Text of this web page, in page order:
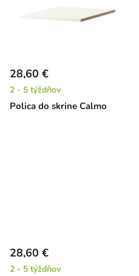
Polica do skrine Calmo
28,60 €
2 - 5 týždňov
28,60 €
2 - 5 týždňov